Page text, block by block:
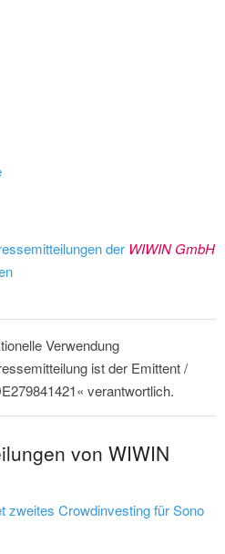
der WIWIN GmbH
Verwendung
ist der Emittent /
verantwortlich.
von WIWIN
zweites Crowdinvesting für Sono